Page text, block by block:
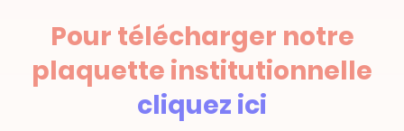
Pour télécharger notre
plaquette institutionnelle
cliquez ici